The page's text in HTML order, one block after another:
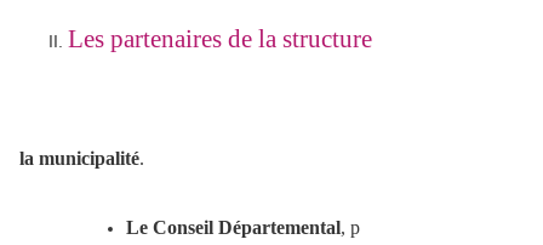
Les partenaires de la structure
la municipalité.
Le Conseil Départemental, p